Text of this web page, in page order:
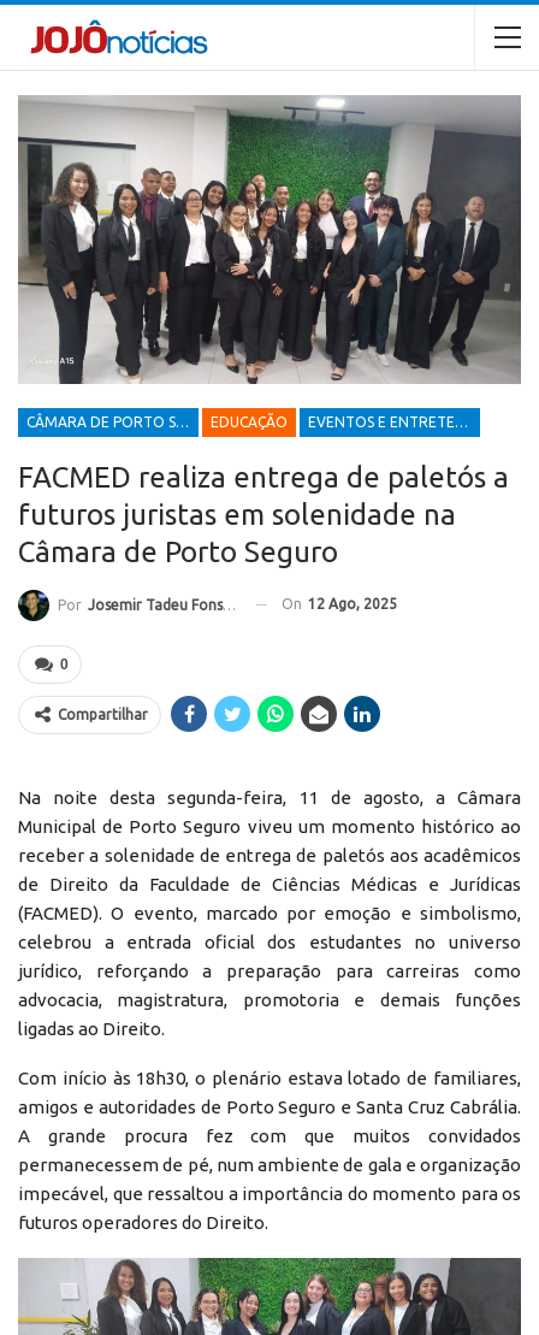
CÂMARA DE PORTO SEGURO EDUCAÇÃO EVENTOS E ENTRETENIMENTOS
FACMED realiza entrega de paletós a
futuros juristas em solenidade na
Câmara de Porto Seguro
Por Josemir Tadeu Fonseca On 12 Ago, 2025
0
Compartilhar
Na noite desta segunda-feira, 11 de agosto, a Câmara
Municipal de Porto Seguro viveu um momento histórico ao
receber a solenidade de entrega de paletós aos acadêmicos
de Direito da Faculdade de Ciências Médicas e Jurídicas
(FACMED). O evento, marcado por emoção e simbolismo,
celebrou a entrada oficial dos estudantes no universo
jurídico, reforçando a preparação para carreiras como
advocacia, magistratura, promotoria e demais funções
ligadas ao Direito.
Com início às 18h30, o plenário estava lotado de familiares,
amigos e autoridades de Porto Seguro e Santa Cruz Cabrália.
A grande procura fez com que muitos convidados
permanecessem de pé, num ambiente de gala e organização
impecável, que ressaltou a importância do momento para os
futuros operadores do Direito.